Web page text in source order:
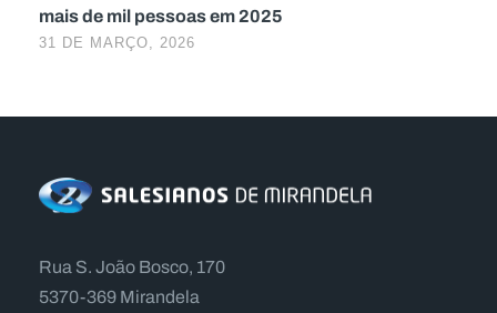
mais de mil pessoas em 2025
31 DE MARÇO, 2026
Rua S. João Bosco, 170
5370-369 Mirandela